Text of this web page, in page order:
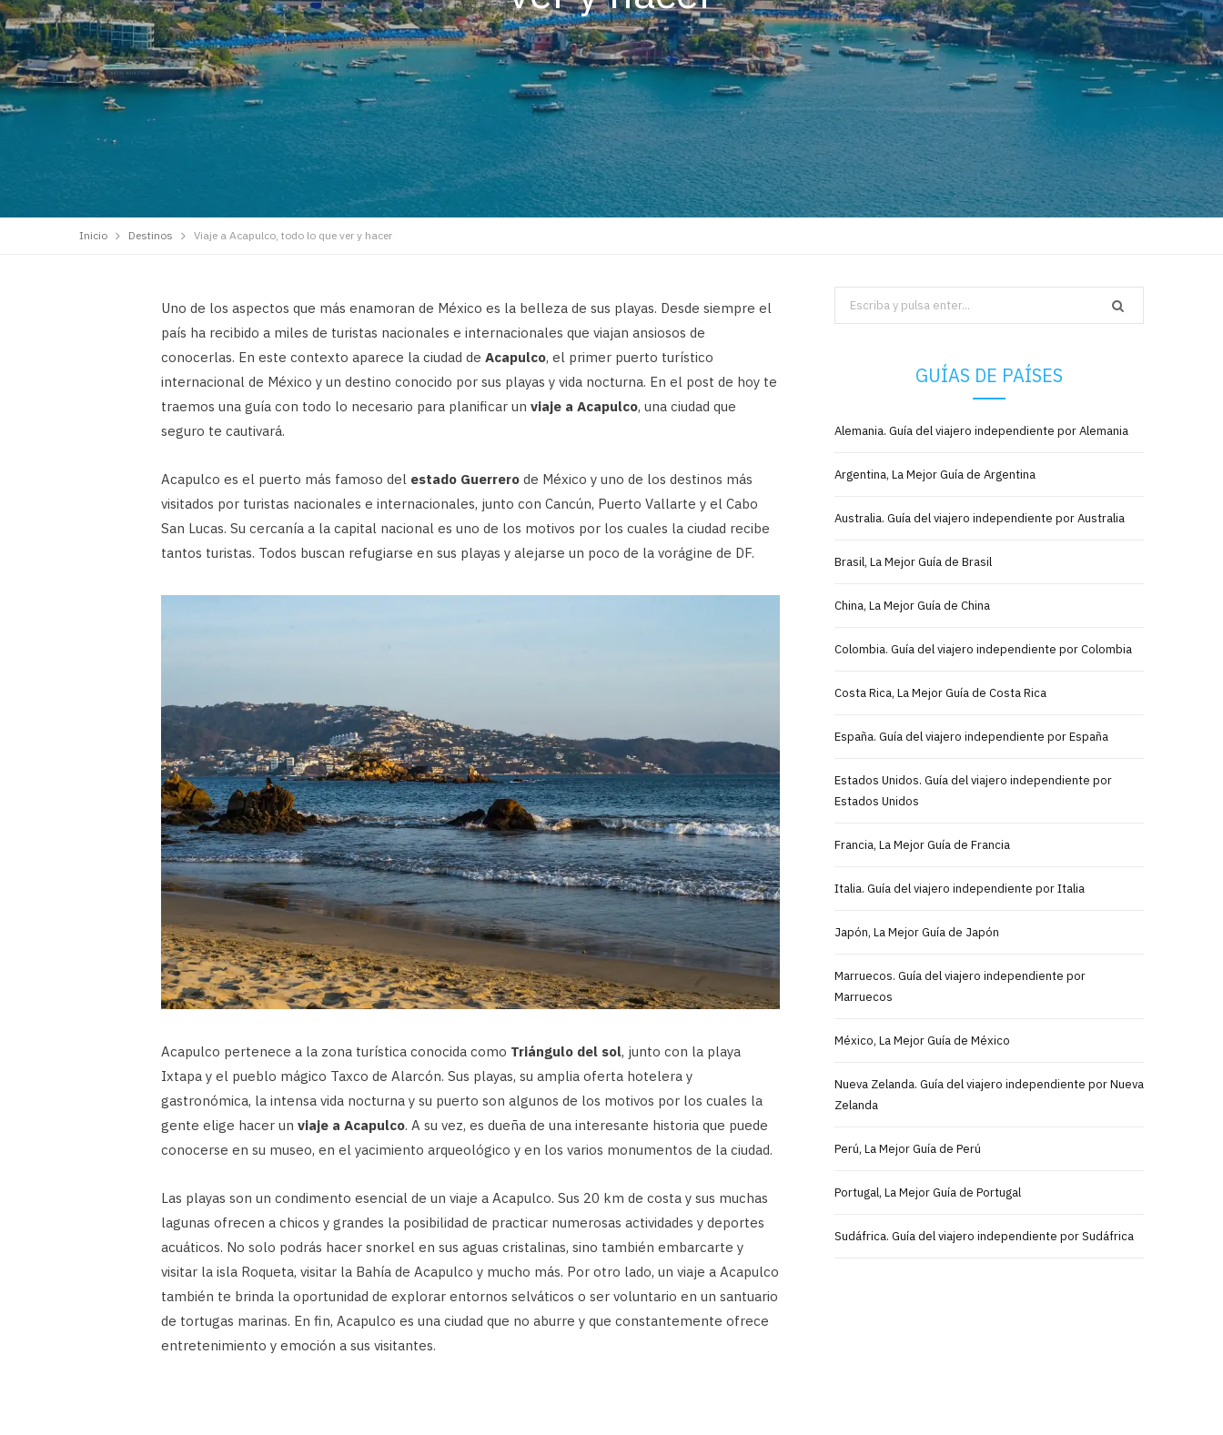
Inicio Destinos Viaje a Acapulco, todo lo que ver y hacer
Uno de los aspectos que más enamoran de México es la belleza de sus playas. Desde siempre el
país ha recibido a miles de turistas nacionales e internacionales que viajan ansiosos de
conocerlas. En este contexto aparece la ciudad de Acapulco, el primer puerto turístico
internacional de México y un destino conocido por sus playas y vida nocturna. En el post de hoy te
traemos una guía con todo lo necesario para planificar un viaje a Acapulco, una ciudad que
seguro te cautivará.
Acapulco es el puerto más famoso del estado Guerrero de México y uno de los destinos más
visitados por turistas nacionales e internacionales, junto con Cancún, Puerto Vallarte y el Cabo
San Lucas. Su cercanía a la capital nacional es uno de los motivos por los cuales la ciudad recibe
tantos turistas. Todos buscan refugiarse en sus playas y alejarse un poco de la vorágine de DF.
Acapulco pertenece a la zona turística conocida como Triángulo del sol, junto con la playa
Ixtapa y el pueblo mágico Taxco de Alarcón. Sus playas, su amplia oferta hotelera y
gastronómica, la intensa vida nocturna y su puerto son algunos de los motivos por los cuales la
gente elige hacer un viaje a Acapulco. A su vez, es dueña de una interesante historia que puede
conocerse en su museo, en el yacimiento arqueológico y en los varios monumentos de la ciudad.
Las playas son un condimento esencial de un viaje a Acapulco. Sus 20 km de costa y sus muchas
lagunas ofrecen a chicos y grandes la posibilidad de practicar numerosas actividades y deportes
acuáticos. No solo podrás hacer snorkel en sus aguas cristalinas, sino también embarcarte y
visitar la isla Roqueta, visitar la Bahía de Acapulco y mucho más. Por otro lado, un viaje a Acapulco
también te brinda la oportunidad de explorar entornos selváticos o ser voluntario en un santuario
de tortugas marinas. En fin, Acapulco es una ciudad que no aburre y que constantemente ofrece
entretenimiento y emoción a sus visitantes.
Search
for:
GUÍAS DE PAÍSES
Alemania. Guía del viajero independiente por Alemania
Argentina, La Mejor Guía de Argentina
Australia. Guía del viajero independiente por Australia
Brasil, La Mejor Guía de Brasil
China, La Mejor Guía de China
Colombia. Guía del viajero independiente por Colombia
Costa Rica, La Mejor Guía de Costa Rica
España. Guía del viajero independiente por España
Estados Unidos. Guía del viajero independiente por
Estados Unidos
Francia, La Mejor Guía de Francia
Italia. Guía del viajero independiente por Italia
Japón, La Mejor Guía de Japón
Marruecos. Guía del viajero independiente por
Marruecos
México, La Mejor Guía de México
Nueva Zelanda. Guía del viajero independiente por Nueva
Zelanda
Perú, La Mejor Guía de Perú
Portugal, La Mejor Guía de Portugal
Sudáfrica. Guía del viajero independiente por Sudáfrica